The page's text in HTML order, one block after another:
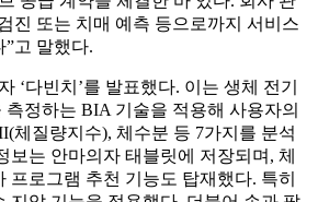
진 또는 치매 예측 등으로까지 서비스
고 말했다.
‘다빈치’를 발표했다. 이는 생체 전기
정하는 BIA 기술을 적용해 사용자의
체질량지수), 체수분 등 7가지를 분석
보는 안마의자 태블릿에 저장되며, 체
프로그램 추천 기능도 탑재했다. 특히